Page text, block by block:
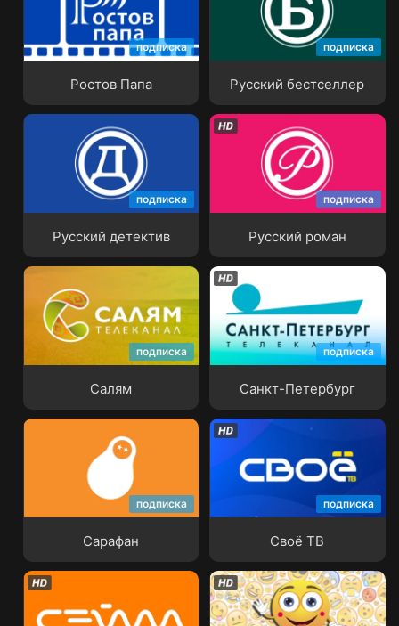
подписка
Ростов Папа
Ростов Папа
подписка
Русский бестселлер
Русский бестселлер
подписка
Русский детектив
Русский детектив
подписка
Русский роман
Русский роман
подписка
Салям
подписка
Санкт-Петербург
Санкт-Петербург
подписка
Сарафан
подписка
Своё ТВ